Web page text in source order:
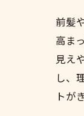
前髪
高ま
見え
し、
トが